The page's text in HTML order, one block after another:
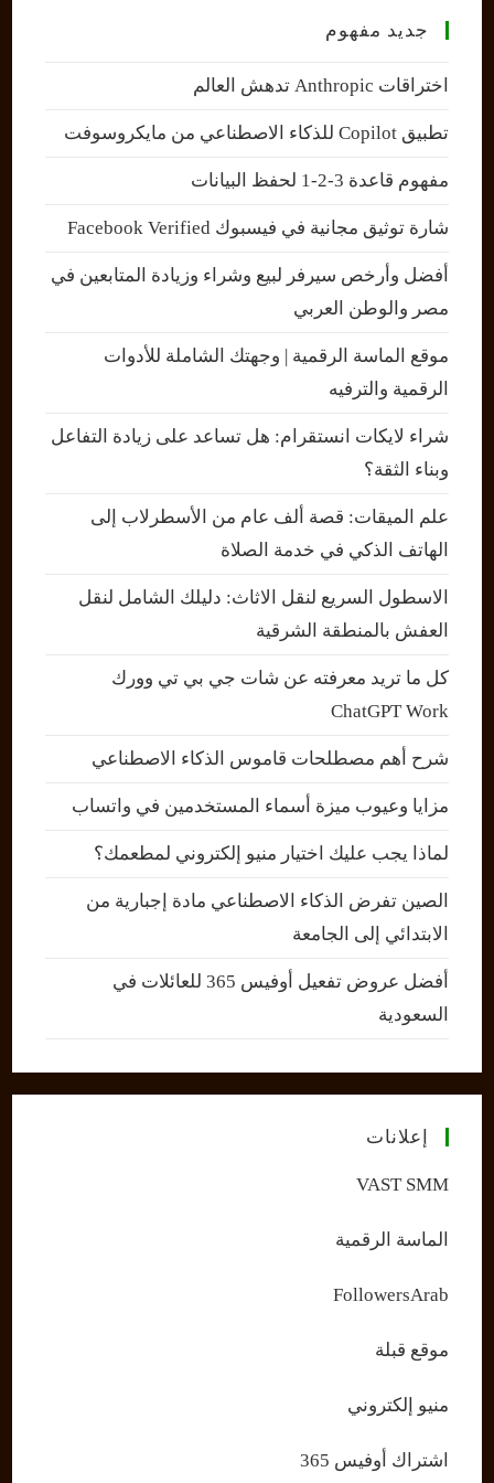
جديد مفهوم
اختراقات Anthropic تدهش العالم
تطبيق Copilot للذكاء الاصطناعي من مايكروسوفت
مفهوم قاعدة 3-2-1 لحفظ البيانات
شارة توثيق مجانية في فيسبوك Facebook Verified
أفضل وأرخص سيرفر لبيع وشراء وزيادة المتابعين في
مصر والوطن العربي
موقع الماسة الرقمية | وجهتك الشاملة للأدوات
الرقمية والترفيه
شراء لايكات انستقرام: هل تساعد على زيادة التفاعل
وبناء الثقة؟
علم الميقات: قصة ألف عام من الأسطرلاب إلى
الهاتف الذكي في خدمة الصلاة
الاسطول السريع لنقل الاثاث: دليلك الشامل لنقل
العفش بالمنطقة الشرقية
كل ما تريد معرفته عن شات جي بي تي وورك
ChatGPT Work
شرح أهم مصطلحات قاموس الذكاء الاصطناعي
مزايا وعيوب ميزة أسماء المستخدمين في واتساب
لماذا يجب عليك اختيار منيو إلكتروني لمطعمك؟
الصين تفرض الذكاء الاصطناعي مادة إجبارية من
الابتدائي إلى الجامعة
أفضل عروض تفعيل أوفيس 365 للعائلات في
السعودية
إعلانات
VAST SMM
الماسة الرقمية
FollowersArab
موقع قبلة
منيو إلكتروني
اشتراك أوفيس 365